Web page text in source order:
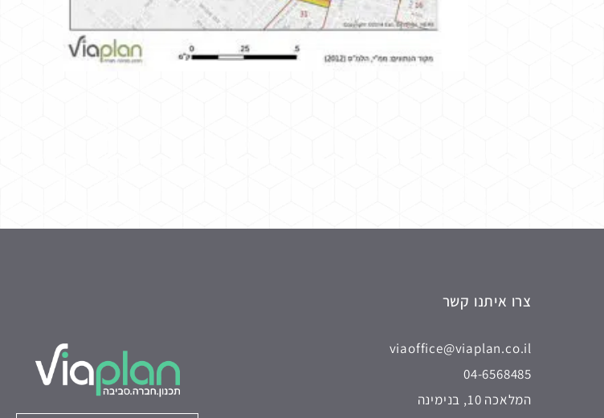
צרו איתנו קשר
viaoffice@viaplan.co.il
04-6568485
המלאכה 10, בנימינה